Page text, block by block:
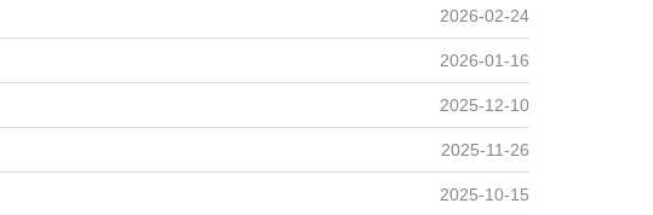
2026-02-24
2026-01-16
2025-12-10
2025-11-26
2025-10-15